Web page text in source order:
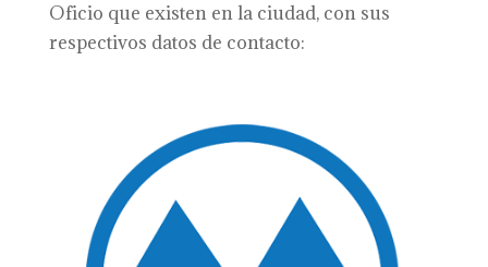
Oficio que existen en la ciudad, con sus
respectivos datos de contacto: